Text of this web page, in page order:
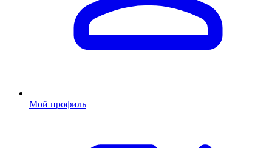
Мой профиль